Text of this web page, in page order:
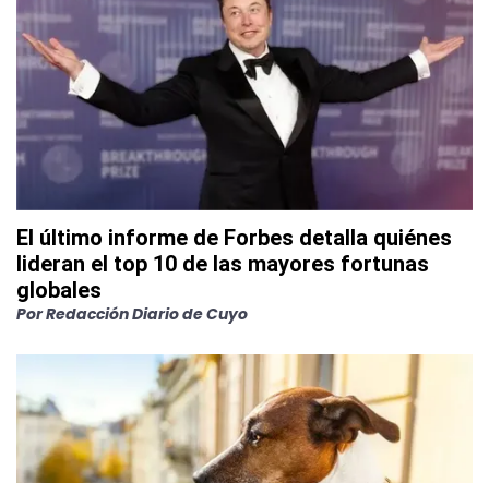
El último informe de Forbes detalla quiénes
lideran el top 10 de las mayores fortunas
globales
PorRedacción Diario de Cuyo